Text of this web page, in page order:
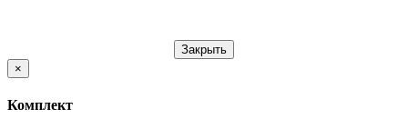
Закрыть
×
Комплект